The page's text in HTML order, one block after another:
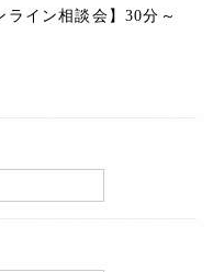
イン相談会】30分～